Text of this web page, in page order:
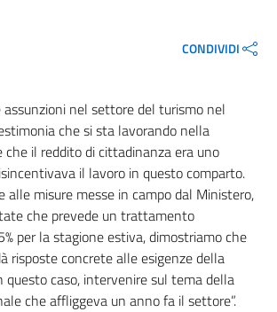
CONDIVIDI
assunzioni nel settore del turismo nel
che si sta lavorando nella
che il reddito di cittadinanza era uno
il lavoro in questo comparto.
alle misure messe in campo dal Ministero,
che prevede un trattamento
per la stagione estiva, dimostriamo che
risposte concrete alle esigenze della
questo caso, intervenire sul tema della
che affliggeva un anno fa il settore”.